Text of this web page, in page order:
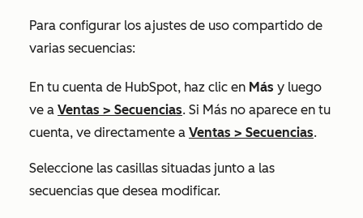
Para configurar los ajustes de uso compartido de
varias secuencias:
En tu cuenta de HubSpot, haz clic en Más y luego
ve a Ventas > Secuencias. Si Más no aparece en tu
cuenta, ve directamente a Ventas > Secuencias.
Seleccione las casillas situadas junto a las
secuencias que desea modificar.